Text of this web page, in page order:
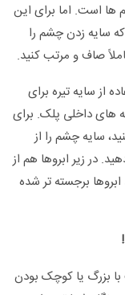
ها است. اما برای این
سایه زدن چشم را
صاف و مرتب کنید.
از سایه تیره برای
های داخلی پلک. برای
سایه چشم را از
در زیر ابروها هم از
برجسته تر شده
بزرگ یا کوچک بودن